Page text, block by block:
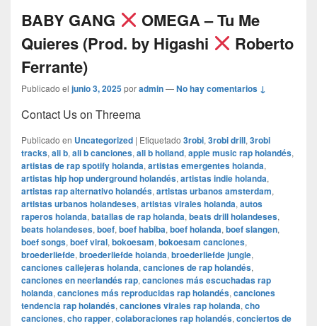
BABY GANG
OMEGA – Tu Me
Quieres (Prod. by Higashi
Roberto
Ferrante)
Publicado el junio 3, 2025poradmin—No hay comentarios ↓
Contact Us on Threema
Publicado en Uncategorized | Etiquetado 3robi, 3robi drill, 3robi
tracks, ali b, ali b canciones, ali b holland, apple music rap holandés,
artistas de rap spotify holanda, artistas emergentes holanda,
artistas hip hop underground holandés, artistas indie holanda,
artistas rap alternativo holandés, artistas urbanos amsterdam,
artistas urbanos holandeses, artistas virales holanda, autos
raperos holanda, batallas de rap holanda, beats drill holandeses,
beats holandeses, boef, boef habiba, boef holanda, boef slangen,
boef songs, boef viral, bokoesam, bokoesam canciones,
broederliefde, broederliefde holanda, broederliefde jungle,
canciones callejeras holanda, canciones de rap holandés,
canciones en neerlandés rap, canciones más escuchadas rap
holanda, canciones más reproducidas rap holandés, canciones
tendencia rap holandés, canciones virales rap holanda, cho
canciones, cho rapper, colaboraciones rap holandés, conciertos de